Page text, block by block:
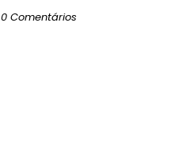
0 Comentários